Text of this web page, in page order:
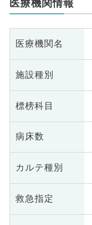
医療機関情報
医療機関名
施設種別
標榜科目
病床数
カルテ種別
救急指定